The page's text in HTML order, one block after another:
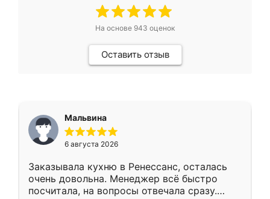
На основе 943 оценок
Оставить отзыв
Мальвина
6 августа 2026
Заказывала кухню в Ренессанс, осталась
очень довольна. Менеджер всё быстро
посчитала, на вопросы отвечала сразу.